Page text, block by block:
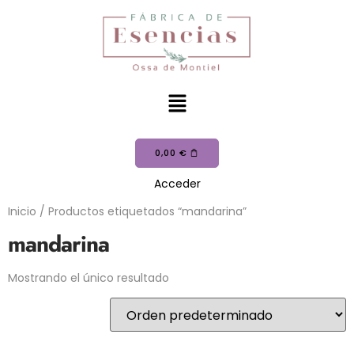
0,00 €
Acceder
Inicio / Productos etiquetados “mandarina”
mandarina
Mostrando el único resultado